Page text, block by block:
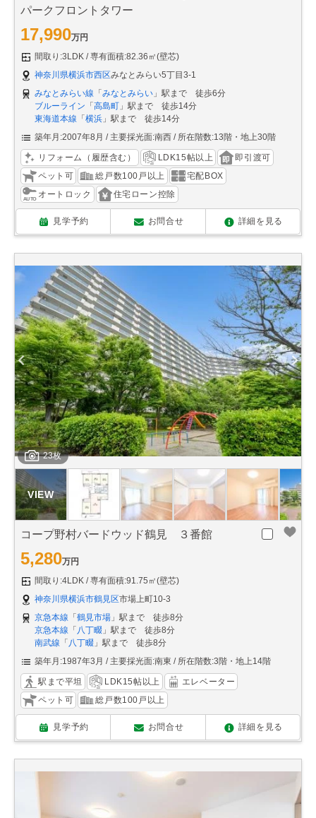
パークフロントタワー
17,990万円
間取り:3LDK
専有面積:82.36㎡(壁芯)
神奈川県横浜市西区みなとみらい5丁目3-1
みなとみらい線 「みなとみらい 」駅まで 徒歩6分
ブルーライン 「高島町 」駅まで 徒歩14分
東海道本線 「横浜 」駅まで 徒歩14分
築年月:2007年8月
主要採光面:南西 所在階数:13階・地上30階
リフォーム（履歴含む） LDK15帖以上
即引渡可
ペット可
総戸数100戸以上
宅配BOX
オートロック
住宅ローン控除
見学予約 お問合せ 詳細を見る
23枚
コープ野村バードウッド鶴見 ３番館
5,280万円
間取り:4LDK
専有面積:91.75㎡(壁芯)
神奈川県横浜市鶴見区市場上町10-3
京急本線 「 鶴見市場 」駅まで 徒歩8分
京急本線 「 八丁畷 」駅まで 徒歩8分
南武線 「 八丁畷 」駅まで 徒歩8分
築年月:1987年3月
主要採光面:南東 所在階数:3階・地上14階
駅まで平坦 LDK15帖以上
エレベーター
ペット可
総戸数100戸以上
見学予約 お問合せ 詳細を見る